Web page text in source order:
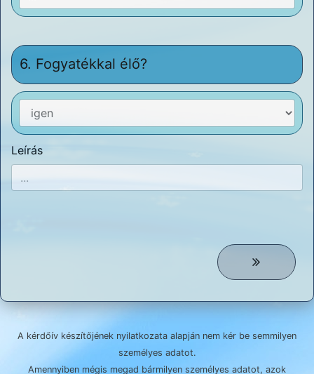
6. Fogyatékkal élő?
Leírás
A kérdőív készítőjének nyilatkozata alapján nem kér be semmilyen
személyes adatot.
Amennyiben mégis megad bármilyen személyes adatot, azok